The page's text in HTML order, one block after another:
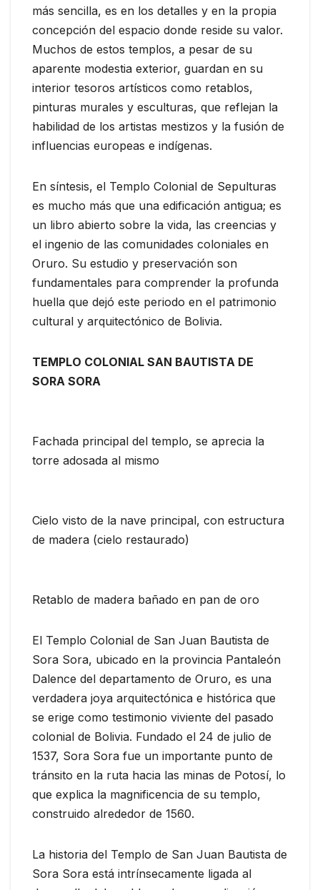
más sencilla, es en los detalles y en la propia
concepción del espacio donde reside su valor.
Muchos de estos templos, a pesar de su
aparente modestia exterior, guardan en su
interior tesoros artísticos como retablos,
pinturas murales y esculturas, que reflejan la
habilidad de los artistas mestizos y la fusión de
influencias europeas e indígenas.
En síntesis, el Templo Colonial de Sepulturas
es mucho más que una edificación antigua; es
un libro abierto sobre la vida, las creencias y
el ingenio de las comunidades coloniales en
Oruro. Su estudio y preservación son
fundamentales para comprender la profunda
huella que dejó este periodo en el patrimonio
cultural y arquitectónico de Bolivia.
TEMPLO COLONIAL SAN BAUTISTA DE
SORA SORA
Fachada principal del templo, se aprecia la
torre adosada al mismo
Cielo visto de la nave principal, con estructura
de madera (cielo restaurado)
Retablo de madera bañado en pan de oro
El Templo Colonial de San Juan Bautista de
Sora Sora, ubicado en la provincia Pantaleón
Dalence del departamento de Oruro, es una
verdadera joya arquitectónica e histórica que
se erige como testimonio viviente del pasado
colonial de Bolivia. Fundado el 24 de julio de
1537, Sora Sora fue un importante punto de
tránsito en la ruta hacia las minas de Potosí, lo
que explica la magnificencia de su templo,
construido alrededor de 1560.
La historia del Templo de San Juan Bautista de
Sora Sora está intrínsecamente ligada al